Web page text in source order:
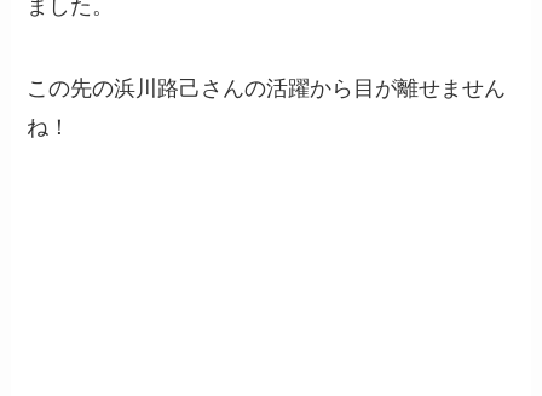
ました。
この先の浜川路己さんの活躍から目が離せません
ね！